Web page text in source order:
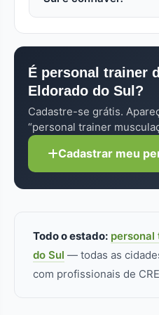
médica.
(videochamada + plano
Aulas online ou em
40% a 60% do valor
atendimento disponíveis.
especificamente,
adicional faz diferença
É personal trainer
Eldorado do Sul?
Cadastre-se grátis.
“personal trainer
Cadastrar meu
Todo o estado: personal
do Sul — todas as
com profissionais de